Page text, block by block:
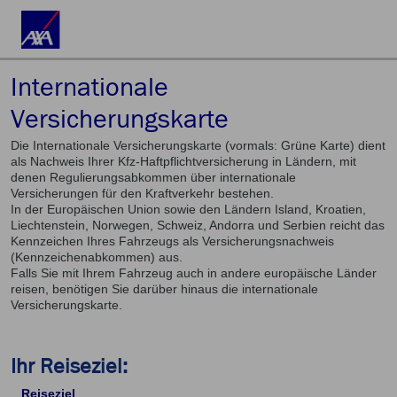
Internationale
Versicherungskarte
Die Internationale Versicherungskarte (vormals: Grüne Karte) dient
als Nachweis Ihrer Kfz-Haftpflichtversicherung in Ländern, mit
denen Regulierungsabkommen über internationale
Versicherungen für den Kraftverkehr bestehen.
In der Europäischen Union sowie den Ländern Island, Kroatien,
Liechtenstein, Norwegen, Schweiz, Andorra und Serbien reicht das
Kennzeichen Ihres Fahrzeugs als Versicherungsnachweis
(Kennzeichenabkommen) aus.
Falls Sie mit Ihrem Fahrzeug auch in andere europäische Länder
reisen, benötigen Sie darüber hinaus die internationale
Versicherungskarte.
Ihr Reiseziel:
Reiseziel